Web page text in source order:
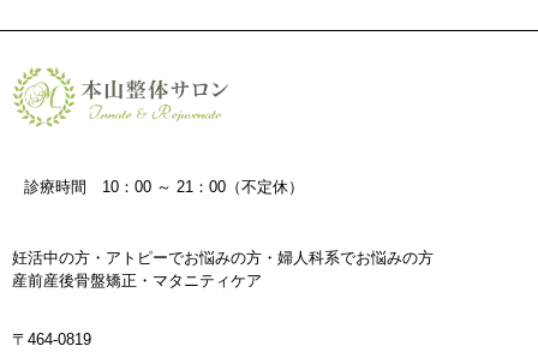
診療時間 10：00 ～ 21：00（不定休）
妊活中の方・アトピーでお悩みの方・婦人科系でお悩みの方
産前産後骨盤矯正・マタニティケア
〒464-0819